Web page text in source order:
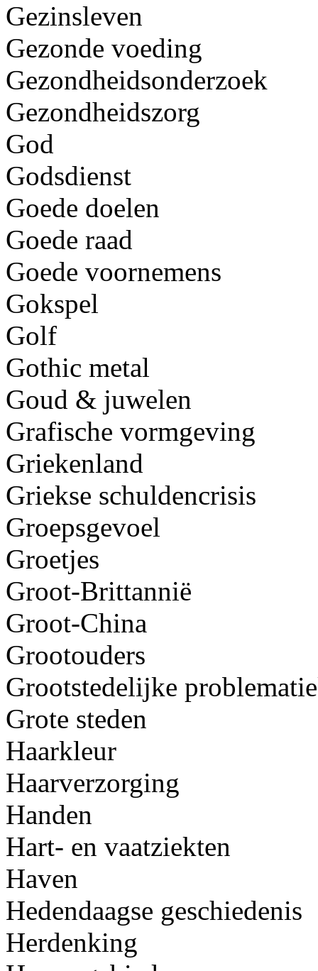
Gezinsleven
Gezonde voeding
Gezondheidsonderzoek
Gezondheidszorg
God
Godsdienst
Goede doelen
Goede raad
Goede voornemens
Gokspel
Golf
Gothic metal
Goud & juwelen
Grafische vormgeving
Griekenland
Griekse schuldencrisis
Groepsgevoel
Groetjes
Groot-Brittannië
Groot-China
Grootouders
Grootstedelijke
Grote steden
Haarkleur
Haarverzorging
Handen
Hart- en vaatziekten
Haven
Hedendaagse geschiedenis
Herdenking